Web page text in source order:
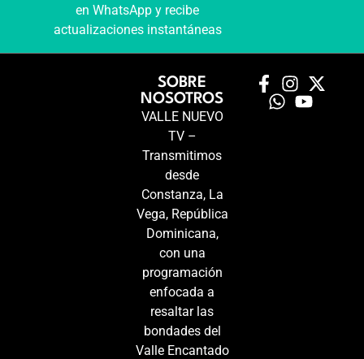
en WhatsApp y recibe
actualizaciones instantáneas
SOBRE
NOSOTROS
VALLE NUEVO
TV –
Transmitimos
desde
Constanza, La
Vega, República
Dominicana,
con una
programación
enfocada a
resaltar las
bondades del
Valle Encantado